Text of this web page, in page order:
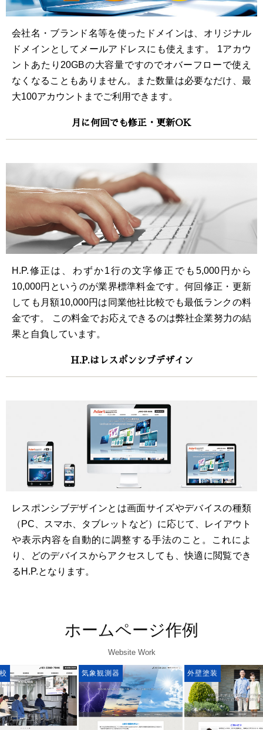
会社名・ブランド名等を使ったドメインは、オリジナル
ドメインとしてメールアドレスにも使えます。 1アカウ
ントあたり20GBの大容量ですのでオバーフローで使え
なくなることもありません。また数量は必要なだけ、最
大100アカウントまでご利用できます。
月に何回でも修正・更新OK
H.P.修正は、わずか1行の文字修正でも5,000円から
10,000円というのが業界標準料金です。何回修正・更新
しても月額10,000円は同業他社比較でも最低ランクの料
金です。 この料金でお応えできるのは弊社企業努力の結
果と自負しています。
H.P.はレスポンシブデザイン
レスポンシブデザインとは画面サイズやデバイスの種類
（PC、スマホ、タブレットなど）に応じて、レイアウト
や表示内容を自動的に調整する手法のこと。これによ
り、どのデバイスからアクセスしても、快適に閲覧でき
るH.P.となります。
ホームページ作例
Website Work
気象観測器 外壁塗装